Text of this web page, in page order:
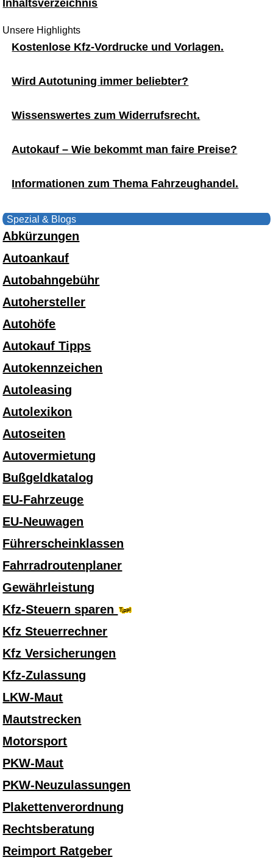
Inhaltsverzeichnis
Unsere Highlights
Kostenlose Kfz-Vordrucke und Vorlagen.
Wird Autotuning immer beliebter?
Wissenswertes zum Widerrufsrecht.
Autokauf – Wie bekommt man faire Preise?
Informationen zum Thema Fahrzeughandel.
Spezial & Blogs
Abkürzungen
Autoankauf
Autobahngebühr
Autohersteller
Autohöfe
Autokauf Tipps
Autokennzeichen
Autoleasing
Autolexikon
Autoseiten
Autovermietung
Bußgeldkatalog
EU-Fahrzeuge
EU-Neuwagen
Führerscheinklassen
Fahrradroutenplaner
Gewährleistung
Kfz-Steuern sparen
Kfz Steuerrechner
Kfz Versicherungen
Kfz-Zulassung
LKW-Maut
Mautstrecken
Motorsport
PKW-Maut
PKW-Neuzulassungen
Plakettenverordnung
Rechtsberatung
Reimport Ratgeber